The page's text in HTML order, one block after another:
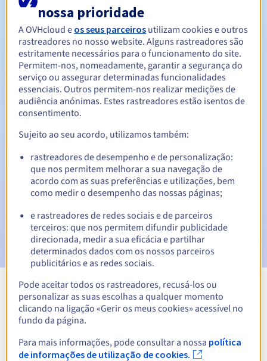
Período de renovação Entre 1 e 5 anos
Período de redenção 30 dias
Notificações automáticas:
60, 30, 15, 7 e 3 dias antes da data de
expiração
E-mail no dia da expiraçãopara notificar a suspensão do
nome de domínio
E-mail após o Redemption Grace Periodpara notificar a
eliminação do nome de domínio
Ver todas as extensões
Informações sobre .org.in
nossa prioridade
A OVHcloud e os seus parceiros utilizam cookies e outros
rastreadores no nosso website. Alguns rastreadores são
estritamente necessários para o funcionamento do site.
Permitem-nos, nomeadamente, garantir a segurança do
serviço ou assegurar determinadas funcionalidades
essenciais. Outros permitem-nos realizar medições de
audiência anónimas. Estes rastreadores estão isentos de
consentimento.
Sujeito ao seu acordo, utilizamos também:
rastreadores de desempenho e de personalização:
que nos permitem melhorar a sua navegação de
acordo com as suas preferências e utilizações, bem
como medir o desempenho das nossas páginas;
e rastreadores de redes sociais e de parceiros
terceiros: que nos permitem difundir publicidade
direcionada, medir a sua eficácia e partilhar
determinados dados com os nossos parceiros
publicitários e as redes sociais.
Pode aceitar todos os rastreadores, recusá-los ou
personalizar as suas escolhas a qualquer momento
clicando na ligação «Gerir os meus cookies» acessível no
fundo da página.
Para mais informações, pode consultar a nossa política
de informações de utilização de cookies.